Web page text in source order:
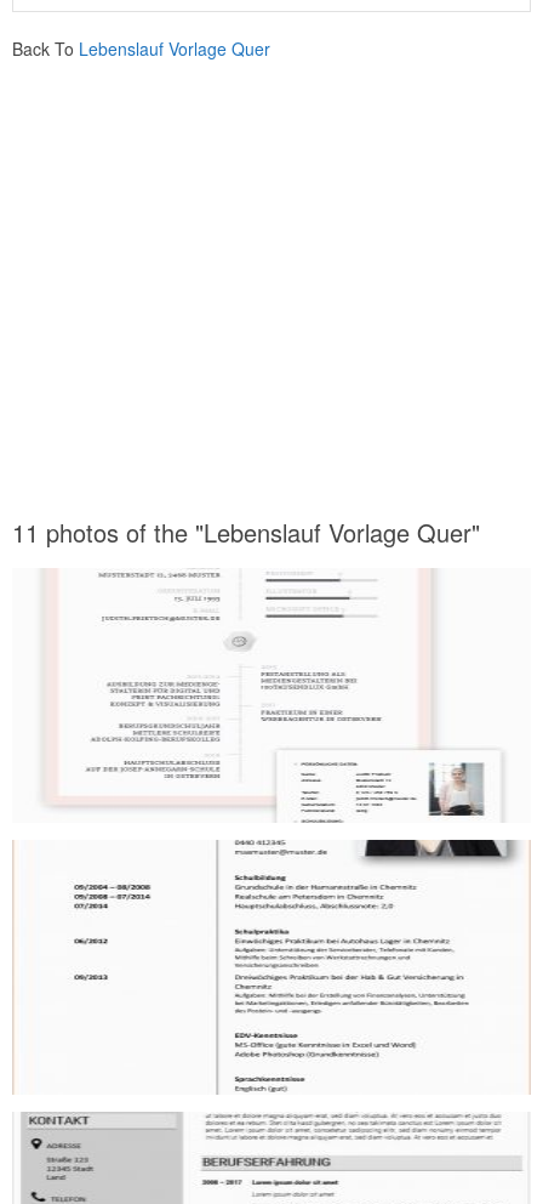
Back To Lebenslauf Vorlage Quer
11 photos of the "Lebenslauf Vorlage Quer"